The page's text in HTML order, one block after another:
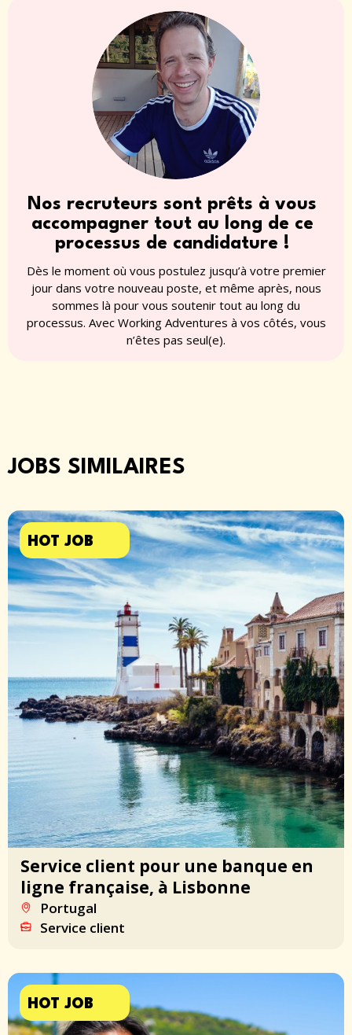
Nos recruteurs sont prêts à vous
accompagner tout au long de ce
processus de candidature !
Dès le moment où vous postulez jusqu’à votre premier
jour dans votre nouveau poste, et même après, nous
sommes là pour vous soutenir tout au long du
processus. Avec Working Adventures à vos côtés, vous
n’êtes pas seul(e).
JOBS SIMILAIRES
HOT JOB
Service client pour une banque en
ligne française, à Lisbonne
Portugal
Service client
HOT JOB